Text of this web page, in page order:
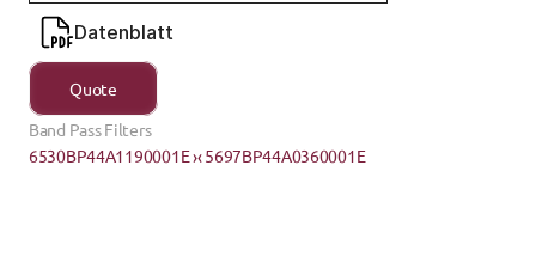
Datenblatt
Quote
Band Pass Filters
6530BP44A1190001E ›‹ 5697BP44A0360001E